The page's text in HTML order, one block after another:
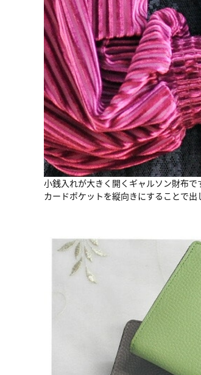
小銭入れが大きく開くギャルソン財布で
カードポケットを縦向きにすることで